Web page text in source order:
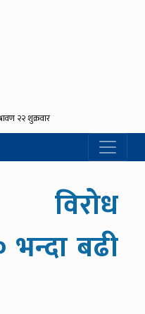
विरोध
भन्दा बढी